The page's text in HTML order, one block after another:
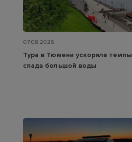
07.08.2026
Тура в Тюмени ускорила темпы
спада большой воды